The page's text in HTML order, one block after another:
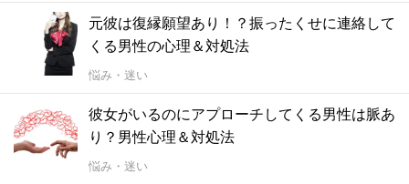
元彼は復縁願望あり！？振ったくせに連絡して
くる男性の心理＆対処法
悩み・迷い
彼女がいるのにアプローチしてくる男性は脈あ
り？男性心理＆対処法
悩み・迷い